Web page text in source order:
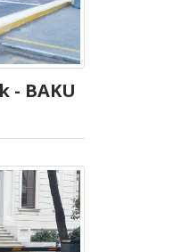
- BAKU